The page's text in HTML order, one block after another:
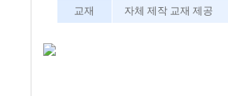
교재 자체 제작 교재 제공